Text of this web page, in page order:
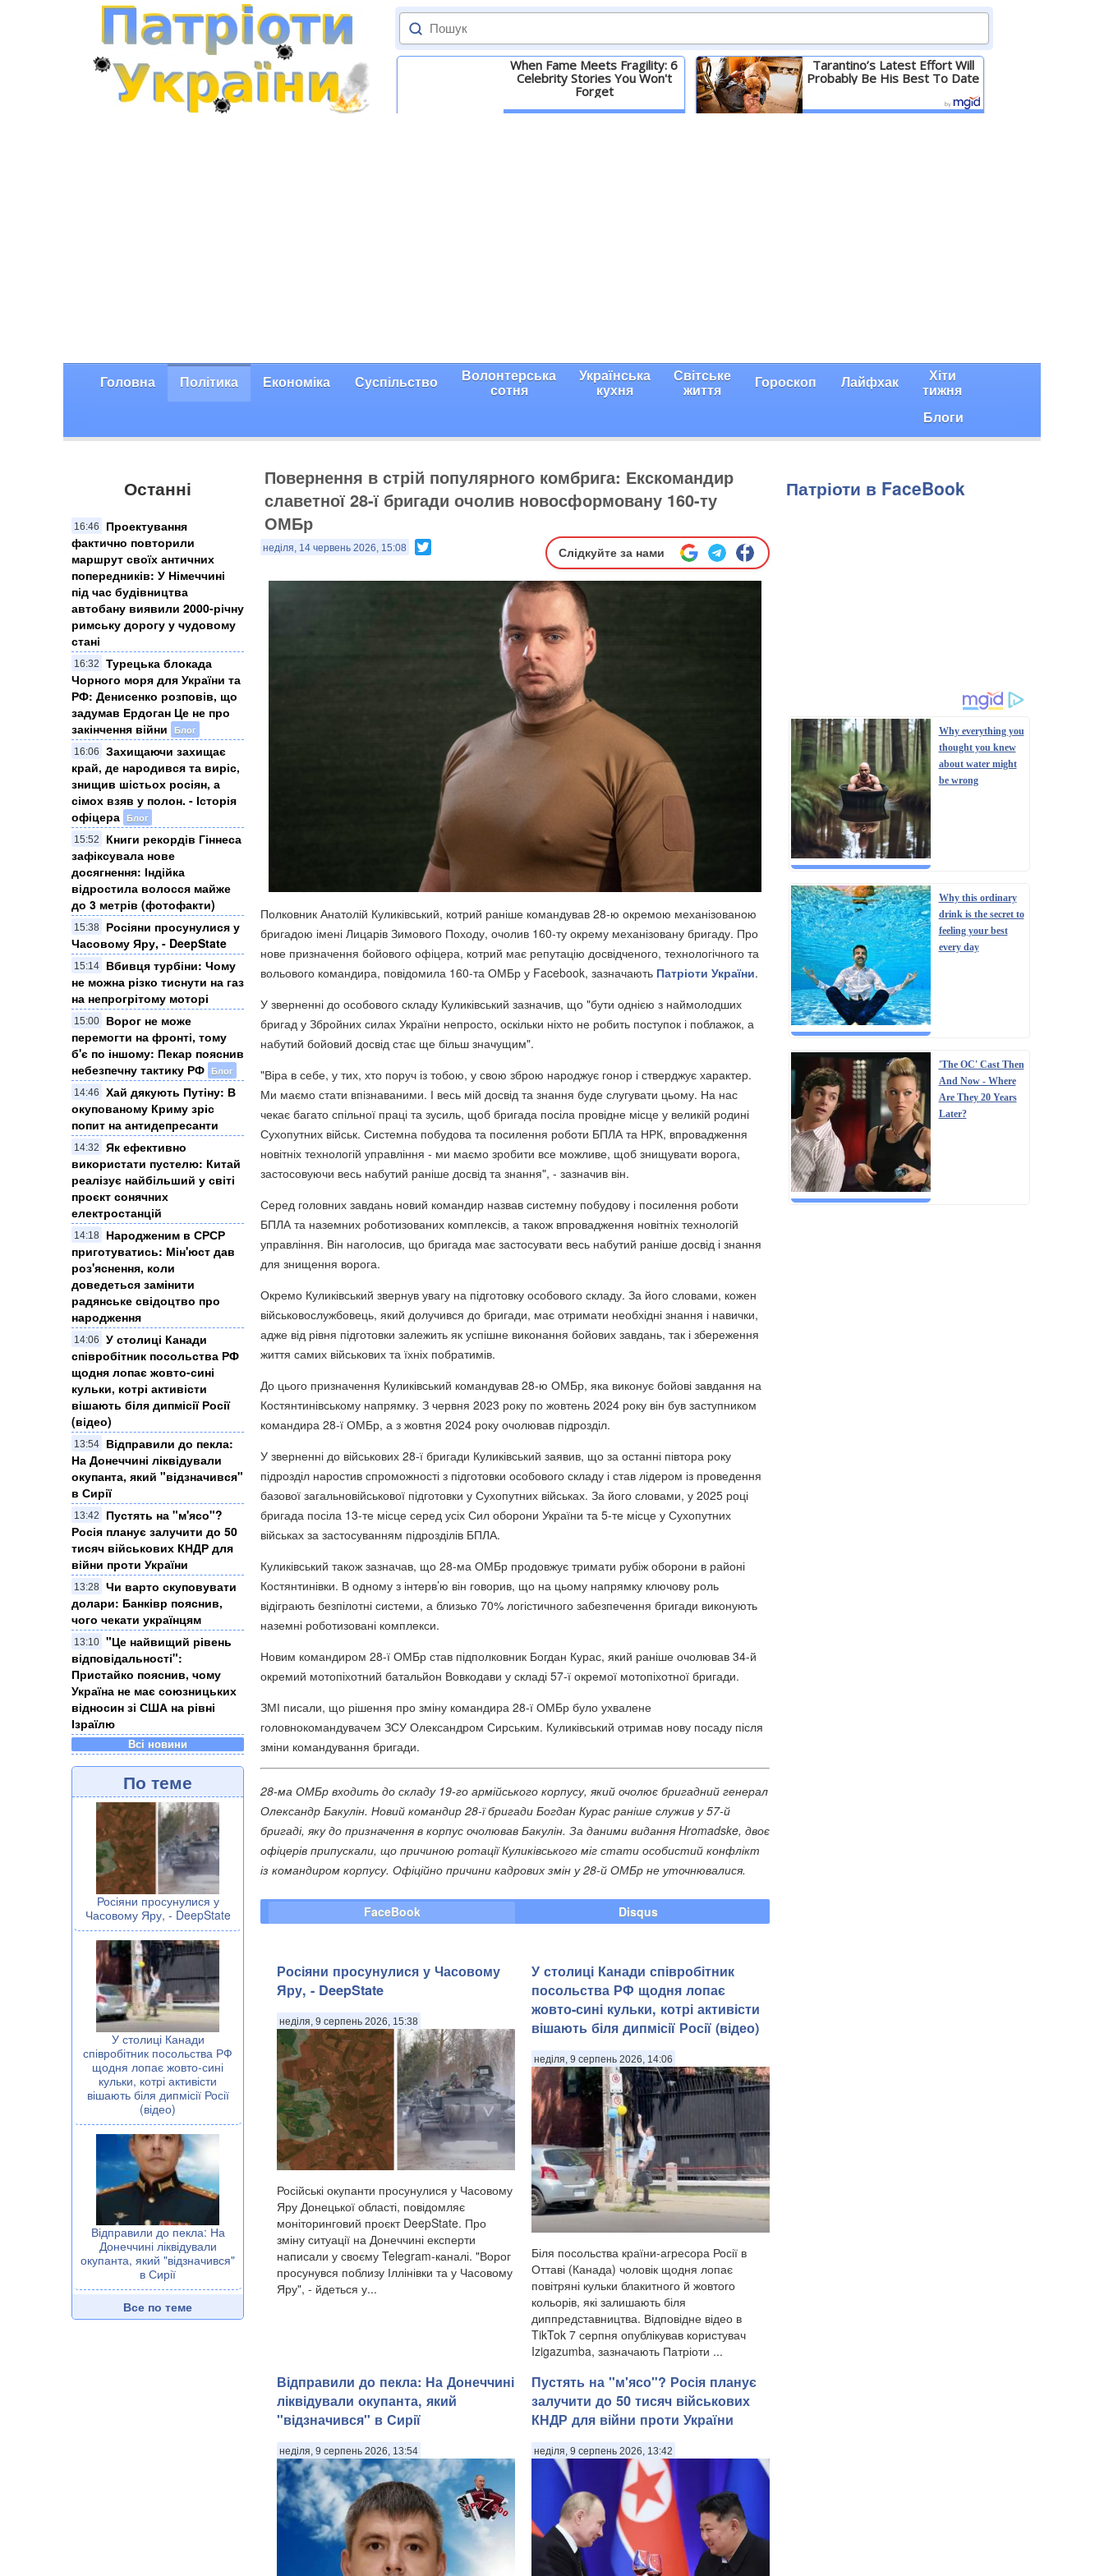
When Fame Meets Fragility: 6
Celebrity Stories You Won't
Forget
Tarantino’s Latest Effort Will
Probably Be His Best To Date
Головна Політика Економіка Суспільство Волонтерська
сотня
Українська
кухня
Світське
життя Гороскоп Лайфхак Хіти
тижня
Блоги
Останні
16:46
Проектування
фактично повторили
маршрут своїх античних
попередників: У Німеччині
під час будівництва
автобану виявили 2000-річну
римську дорогу у чудовому
стані
16:32
Турецька блокада
Чорного моря для України та
РФ: Денисенко розповів, що
задумав Ердоган Це не про
закінчення війни
Блог
16:06
Захищаючи захищає
край, де народився та виріс,
знищив шістьох росіян, а
сімох взяв у полон. - Історія
офіцера Блог
15:52
Книги рекордів Гіннеса
зафіксувала нове
досягнення: Індійка
відростила волосся майже
до 3 метрів (фотофакти)
15:38
Росіяни просунулися у
Часовому Яру, - DeepState
15:14
Вбивця турбіни: Чому
не можна різко тиснути на газ
на непрогрітому моторі
15:00
Ворог не може
перемогти на фронті, тому
б'є по іншому: Пекар пояснив
небезпечну тактику РФ Блог
14:46
Хай дякують Путіну: В
окупованому Криму зріс
попит на антидепресанти
14:32
Як ефективно
використати пустелю: Китай
реалізує найбільший у світі
проєкт сонячних
електростанцій
14:18
Народженим в СРСР
приготуватись: Мін'юст дав
роз'яснення, коли
доведеться замінити
радянське свідоцтво про
народження
14:06
У столиці Канади
співробітник посольства РФ
щодня лопає жовто-сині
кульки, котрі активісти
вішають біля дипмісії Росії
(відео)
13:54
Відправили до пекла:
На Донеччині ліквідували
окупанта, який "відзначився"
в Сирії
13:42
Пустять на "м'ясо"?
Росія планує залучити до 50
тисяч військових КНДР для
війни проти України
13:28 Чи варто скуповувати
долари: Банківр пояснив,
чого чекати українцям
13:10 "Це найвищий рівень
відповідальності":
Пристайко пояснив, чому
Україна не має союзницьких
відносин зі США на рівні
Ізраїлю
Всі новини
По теме
Росіяни просунулися у
Часовому Яру, - DeepState
У столиці Канади
співробітник посольства РФ
щодня лопає жовто-сині
кульки, котрі активісти
вішають біля дипмісії Росії
(відео)
Відправили до пекла: На
Донеччині ліквідували
окупанта, який "відзначився"
в Сирії
Все по теме
Повернення в стрій популярного комбрига: Екскомандир
славетної 28-ї бригади очолив новосформовану 160-ту
ОМБр
неділя, 14 червень 2026, 15:08 Слідкуйте за нами
Полковник Анатолій Куликівський, котрий раніше командував 28-ю окремою механізованою
бригадою імені Лицарів Зимового Походу, очолив 160-ту окрему механізовану бригаду. Про
нове призначення бойового офіцера, котрий має репутацію досвідченого, технологічного та
вольового командира, повідомила 160-та ОМБр у Facebook, зазначають Патріоти України.
У зверненні до особового складу Куликівський зазначив, що "бути однією з наймолодших
бригад у Збройних силах України непросто, оскільки ніхто не робить поступок і поблажок, а
набутий бойовий досвід стає ще більш значущим".
"Віра в себе, у тих, хто поруч із тобою, у свою зброю народжує гонор і стверджує характер.
Ми маємо стати впізнаваними. І весь мій досвід та знання буде слугувати цьому. На нас
чекає багато спільної праці та зусиль, щоб бригада посіла провідне місце у великій родині
Сухопутних військ. Системна побудова та посилення роботи БПЛА та НРК, впровадження
новітніх технологій управління - ми маємо зробити все можливе, щоб знищувати ворога,
застосовуючи весь набутий раніше досвід та знання", - зазначив він.
Серед головних завдань новий командир назвав системну побудову і посилення роботи
БПЛА та наземних роботизованих комплексів, а також впровадження новітніх технологій
управління. Він наголосив, що бригада має застосувати весь набутий раніше досвід і знання
для знищення ворога.
Окремо Куликівський звернув увагу на підготовку особового складу. За його словами, кожен
військовослужбовець, який долучився до бригади, має отримати необхідні знання і навички,
адже від рівня підготовки залежить як успішне виконання бойових завдань, так і збереження
життя самих військових та їхніх побратимів.
До цього призначення Куликівський командував 28-ю ОМБр⁠, яка виконує бойові завдання на
Костянтинівському напрямку. З червня 2023 року по жовтень 2024 року він був заступником
командира 28-ї ОМБр, а з жовтня 2024 року очолював підрозділ.
У зверненні до військових 28-ї бригади Куликівський заявив, що за останні півтора року
підрозділ наростив спроможності з підготовки особового складу і став лідером із проведення
базової загальновійськової підготовки у Сухопутних військах. За його словами, у 2025 році
бригада посіла 13-те місце серед усіх Сил оборони України та 5-те місце у Сухопутних
військах за застосуванням підрозділів БПЛА.
Куликівський також зазначав, що 28-ма ОМБр продовжує тримати рубіж оборони в районі
Костянтинівки. В одному з інтерв’ю⁠ він говорив, що на цьому напрямку ключову роль
відіграють безпілотні системи, а близько 70% логістичного забезпечення бригади виконують
наземні роботизовані комплекси.
Новим командиром 28-ї ОМБр став підполковник Богдан Курас, який раніше очолював 34-й
окремий мотопіхотний батальйон Вовкодави у складі 57-ї окремої мотопіхотної бригади.
ЗМІ писали, що рішення про зміну командира 28-ї ОМБр було ухвалене
головнокомандувачем ЗСУ Олександром Сирським. Куликівський отримав нову посаду після
зміни командування бригади.
28-ма ОМБр входить до складу 19-го армійського корпусу, який очолює бригадний генерал
Олександр Бакулін. Новий командир 28-ї бригади Богдан Курас раніше служив у 57-й
бригаді, яку до призначення в корпус очолював Бакулін. За даними видання Hromadske, двоє
офіцерів припускали, що причиною ротації Куликівського міг стати особистий конфлікт
із командиром корпусу. Офіційно причини кадрових змін у 28-й ОМБр не уточнювалися.
FaceBook Disqus
Росіяни просунулися у Часовому
Яру, - DeepState
неділя, 9 серпень 2026, 15:38
Російські окупанти просунулися у Часовому
Яру Донецької області, повідомляє
моніторинговий проєкт DeepState. Про
зміну ситуації на Донеччині експерти
написали у своєму Telegram-каналі. "Ворог
просунувся поблизу Іллінівки та у Часовому
Яру", - йдеться у...
У столиці Канади співробітник
посольства РФ щодня лопає
жовто-сині кульки, котрі активісти
вішають біля дипмісії Росії (відео)
неділя, 9 серпень 2026, 14:06
Біля посольства країни-агресора Росії в
Оттаві (Канада) чоловік щодня лопає
повітряні кульки блакитного й жовтого
кольорів, які залишають біля
диппредставництва. Відповідне відео в
TikTok 7 серпня опублікував користувач
Izigazumba, зазначають Патріоти ...
Відправили до пекла: На Донеччині
ліквідували окупанта, який
"відзначився" в Сирії
неділя, 9 серпень 2026, 13:54
Пустять на "м'ясо"? Росія планує
залучити до 50 тисяч військових
КНДР для війни проти України
неділя, 9 серпень 2026, 13:42
Патріоти в FaceBook
Why everything you
thought you knew
about water might
be wrong
Why this ordinary
drink is the secret to
feeling your best
every day
'The OC' Cast Then
And Now - Where
Are They 20 Years
Later?